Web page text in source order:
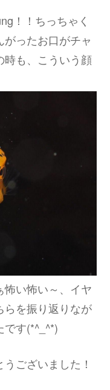
！！ちっちゃく
ったお口がチャ
時も、こういう顔
怖い怖い～、イヤ
らを振り返りなが
です(*^_^*)
ございました！